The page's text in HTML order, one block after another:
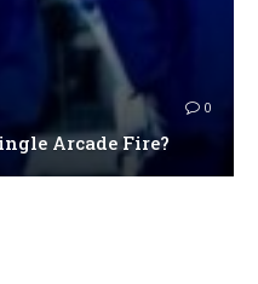
0
Arcade Fire?